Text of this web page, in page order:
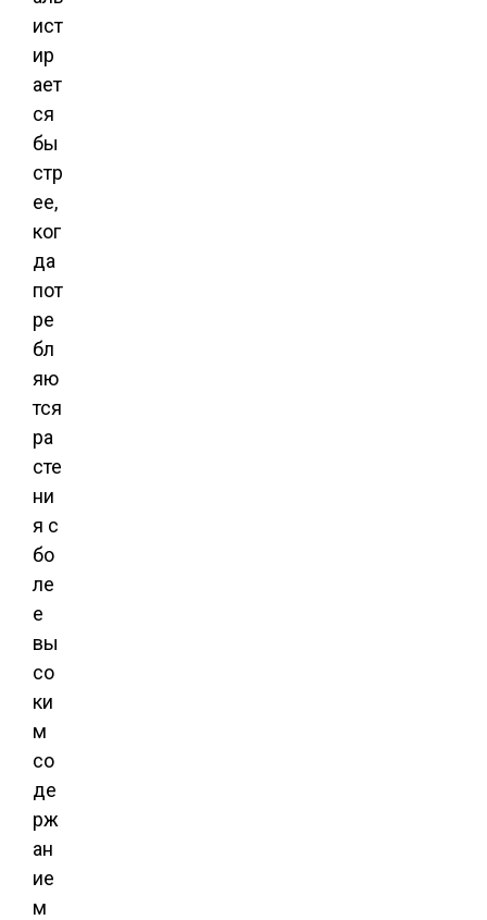
ист
ир
ает
ся
бы
стр
ее,
ког
да
пот
ре
бл
яю
тся
ра
сте
ни
я с
бо
ле
е
вы
со
ки
м
со
де
рж
ан
ие
м